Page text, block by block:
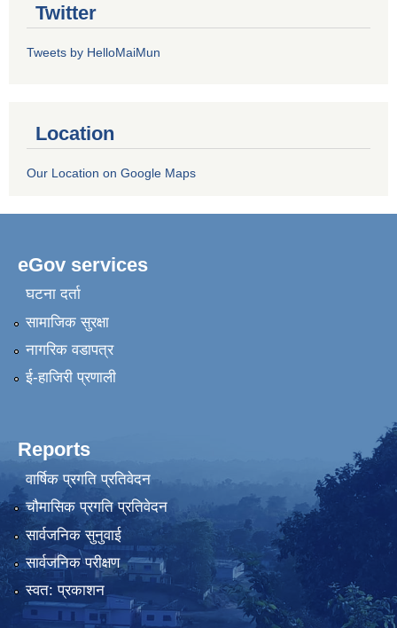
Twitter
Tweets by HelloMaiMun
Location
Our Location on Google Maps
eGov services
घटना दर्ता
सामाजिक सुरक्षा
नागरिक वडापत्र
ई-हाजिरी प्रणाली
Reports
वार्षिक प्रगति प्रतिवेदन
चौमासिक प्रगति प्रतिवेदन
सार्वजनिक सुनुवाई
सार्वजनिक परीक्षण
स्वत: प्रकाशन